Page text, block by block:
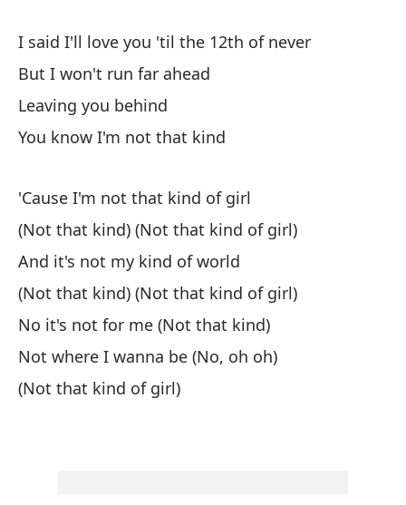
I said I'll love you 'til the 12th of never
But I won't run far ahead
Leaving you behind
You know I'm not that kind
'Cause I'm not that kind of girl
(Not that kind) (Not that kind of girl)
And it's not my kind of world
(Not that kind) (Not that kind of girl)
No it's not for me (Not that kind)
Not where I wanna be (No, oh oh)
(Not that kind of girl)